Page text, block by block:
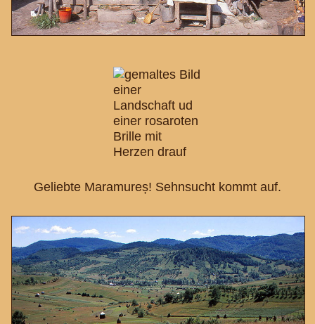
Geliebte Maramureș! Sehnsucht kommt auf.